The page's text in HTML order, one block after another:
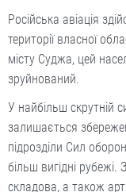
Російська авіація
території власної
місту Суджа, цей
зруйнований.
У найбільш скрутній
залишається
підрозділи Сил
більш вигідні
складова, а також